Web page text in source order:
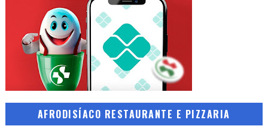
AFRODISÍACO RESTAURANTE E PIZZARIA